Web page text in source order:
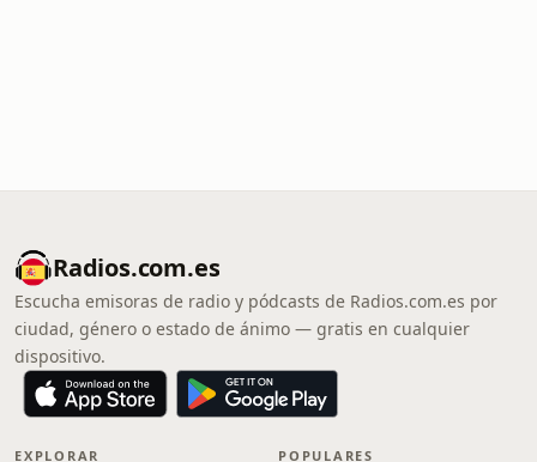
Radios.com.es
Escucha emisoras de radio y pódcasts de Radios.com.es por
ciudad, género o estado de ánimo — gratis en cualquier
dispositivo.
EXPLORAR POPULARES